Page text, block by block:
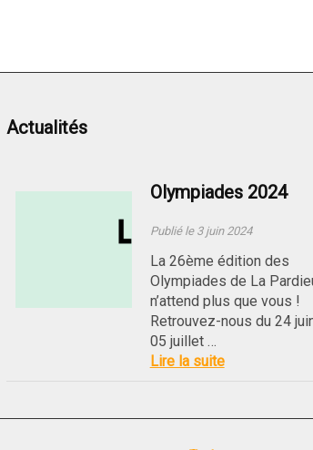
Actualités
Olympiades 2024
Publié le 3 juin 2024
La 26ème édition des
Olympiades de La
n’attend plus que vous !
Retrouvez-nous du 24
05 juillet …
Lire la suite